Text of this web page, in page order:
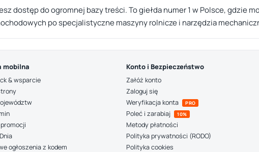
dostęp do ogromnej bazy treści. To giełda numer 1 w Polsce, gdzie
po specjalistyczne maszyny rolnicze i narzędzia
mobilna
& wsparcie
ogłoszenia z kodem
Konto i Bezpieczeństwo
Załóż konto
Zaloguj się
Weryfikacja konta
PRO
Poleć i zarabiaj 10%
Metody płatności
Polityka prywatności (RODO)
Polityka cookies